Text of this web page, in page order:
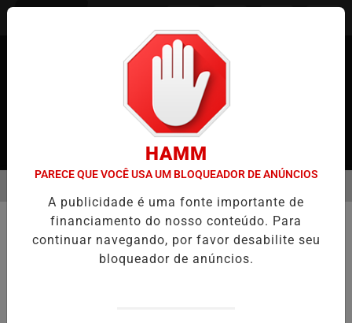
EM ALTA
COMUNIDADE
TENSÃO GLOBAL ATINGE O JAPÃO:
gasolina dispara e alimentos
HAMM
PARECE QUE VOCÊ USA UM BLOQUEADOR DE ANÚNCIOS
A publicidade é uma fonte importante de
financiamento do nosso conteúdo. Para
continuar navegando, por favor desabilite seu
bloqueador de anúncios.